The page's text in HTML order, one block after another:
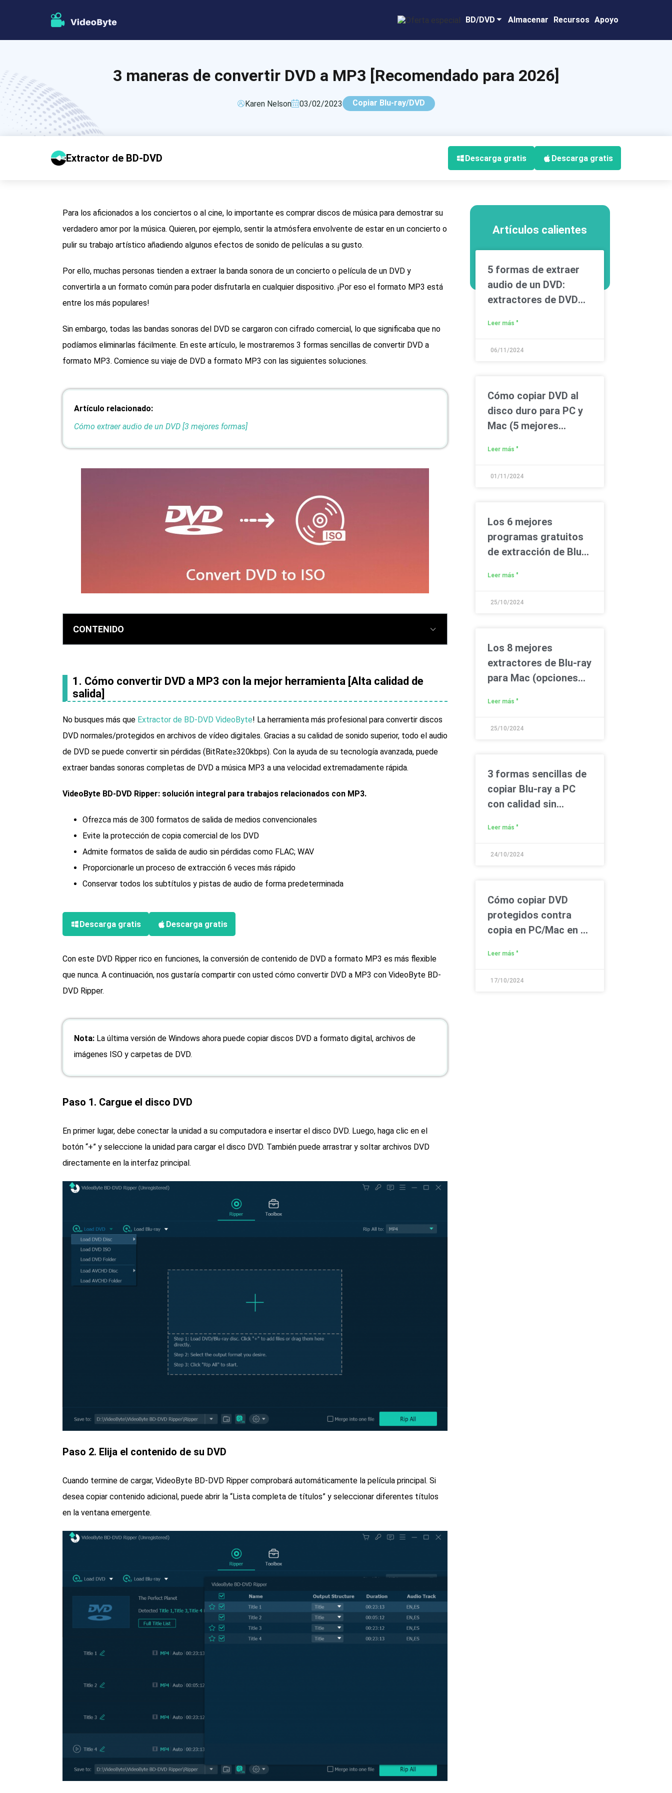
BD/DVD Almacenar Recursos Apoyo
3 maneras de convertir DVD a MP3 [Recomendado para 2026]
Karen Nelson 03/02/2023 Copiar Blu-ray/DVD
Extractor de BD-DVD Descarga gratis Descarga gratis
Para los aficionados a los conciertos o al cine, lo importante es comprar discos de música para demostrar su
verdadero amor por la música. Quieren, por ejemplo, sentir la atmósfera envolvente de estar en un concierto o
pulir su trabajo artístico añadiendo algunos efectos de sonido de películas a su gusto.
Por ello, muchas personas tienden a extraer la banda sonora de un concierto o película de un DVD y
convertirla a un formato común para poder disfrutarla en cualquier dispositivo. ¡Por eso el formato MP3 está
entre los más populares!
Sin embargo, todas las bandas sonoras del DVD se cargaron con cifrado comercial, lo que significaba que no
podíamos eliminarlas fácilmente. En este artículo, le mostraremos 3 formas sencillas de convertir DVD a
formato MP3. Comience su viaje de DVD a formato MP3 con las siguientes soluciones.
Artículo relacionado:
Cómo extraer audio de un DVD [3 mejores formas]
CONTENIDO
1. Cómo convertir DVD a MP3 con la mejor herramienta [Alta calidad de
salida]
No busques más que Extractor de BD-DVD VideoByte! La herramienta más profesional para convertir discos
DVD normales/protegidos en archivos de vídeo digitales. Gracias a su calidad de sonido superior, todo el audio
de DVD se puede convertir sin pérdidas (BitRate≥320kbps). Con la ayuda de su tecnología avanzada, puede
extraer bandas sonoras completas de DVD a música MP3 a una velocidad extremadamente rápida.
VideoByte BD-DVD Ripper: solución integral para trabajos relacionados con MP3.
Ofrezca más de 300 formatos de salida de medios convencionales
Evite la protección de copia comercial de los DVD
Admite formatos de salida de audio sin pérdidas como FLAC; WAV
Proporcionarle un proceso de extracción 6 veces más rápido
Conservar todos los subtítulos y pistas de audio de forma predeterminada
Descarga gratis Descarga gratis
Con este DVD Ripper rico en funciones, la conversión de contenido de DVD a formato MP3 es más flexible
que nunca. A continuación, nos gustaría compartir con usted cómo convertir DVD a MP3 con VideoByte BD-
DVD Ripper.
Nota:La última versión de Windows ahora puede copiar discos DVD a formato digital, archivos de
imágenes ISO y carpetas de DVD.
Paso 1. Cargue el disco DVD
En primer lugar, debe conectar la unidad a su computadora e insertar el disco DVD. Luego, haga clic en el
botón “+” y seleccione la unidad para cargar el disco DVD. También puede arrastrar y soltar archivos DVD
directamente en la interfaz principal.
Paso 2. Elija el contenido de su DVD
Cuando termine de cargar, VideoByte BD-DVD Ripper comprobará automáticamente la película principal. Si
desea copiar contenido adicional, puede abrir la “Lista completa de títulos” y seleccionar diferentes títulos
en la ventana emergente.
Artículos calientes
5 formas de extraer
audio de un DVD:
extractores de DVD
Leer más "
06/11/2024
Cómo copiar DVD al
disco duro para PC y
Mac (5 mejores
Leer más "
01/11/2024
Los 6 mejores
programas gratuitos
de extracción de Blu-
Leer más "
25/10/2024
Los 8 mejores
extractores de Blu-ray
para Mac (opciones
Leer más "
25/10/2024
3 formas sencillas de
copiar Blu-ray a PC
con calidad sin
Leer más "
24/10/2024
Cómo copiar DVD
protegidos contra
copia en PC/Mac en 6
Leer más "
17/10/2024